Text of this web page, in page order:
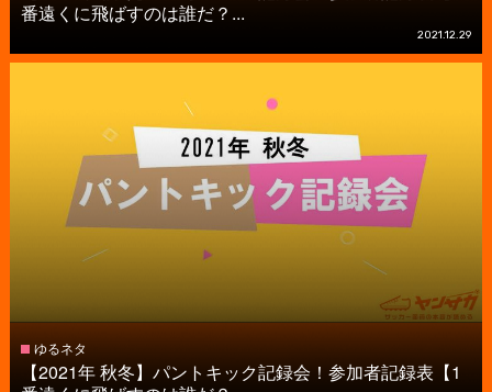
番遠くに飛ばすのは誰だ？...
2021.12.29
ゆるネタ
【2021年 秋冬】パントキック記録会！参加者記録表【1